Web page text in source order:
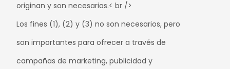
originan y son necesarias.< br />
Los fines (1), (2) y (3) no son necesarios, pero
son importantes para ofrecer a través de
campañas de marketing, publicidad y